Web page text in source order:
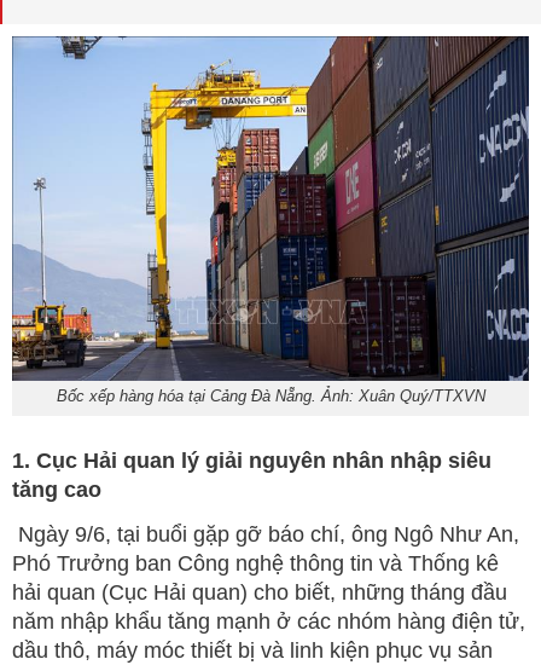
Bốc xếp hàng hóa tại Cảng Đà Nẵng. Ảnh: Xuân Quý/TTXVN
1. Cục Hải quan lý giải nguyên nhân nhập siêu
tăng cao
Ngày 9/6, tại buổi gặp gỡ báo chí, ông Ngô Như An,
Phó Trưởng ban Công nghệ thông tin và Thống kê
hải quan (Cục Hải quan) cho biết, những tháng đầu
năm nhập khẩu tăng mạnh ở các nhóm hàng điện tử,
dầu thô, máy móc thiết bị và linh kiện phục vụ sản